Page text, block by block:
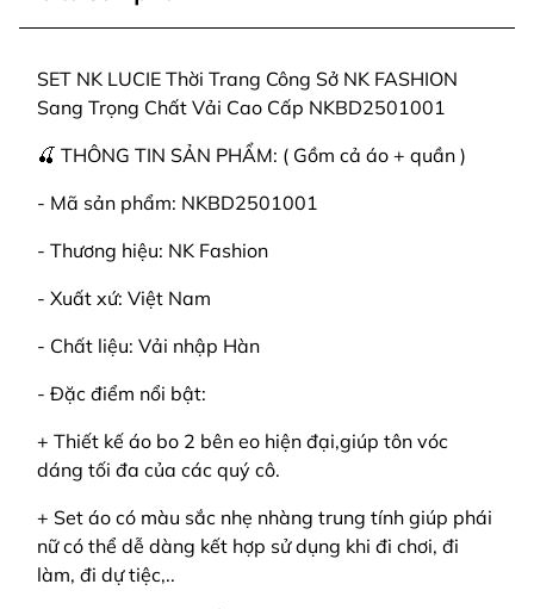
SET NK LUCIE Thời Trang Công Sở NK FASHION
Sang Trọng Chất Vải Cao Cấp NKBD2501001
🍒 THÔNG TIN SẢN PHẨM: ( Gồm cả áo + quần )
- Mã sản phẩm: NKBD2501001
- Thương hiệu: NK Fashion
- Xuất xứ: Việt Nam
- Chất liệu: Vải nhập Hàn
- Đặc điểm nổi bật:
+ Thiết kế áo bo 2 bên eo hiện đại,giúp tôn vóc
dáng tối đa của các quý cô.
+ Set áo có màu sắc nhẹ nhàng trung tính giúp phái
nữ có thể dễ dàng kết hợp sử dụng khi đi chơi, đi
làm, đi dự tiệc,..